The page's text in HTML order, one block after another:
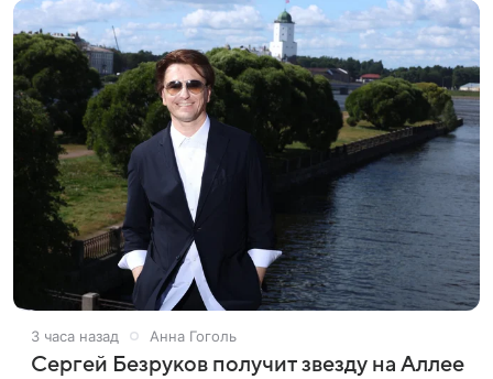
3 часа назад Анна Гоголь
Сергей Безруков получит звезду на Аллее